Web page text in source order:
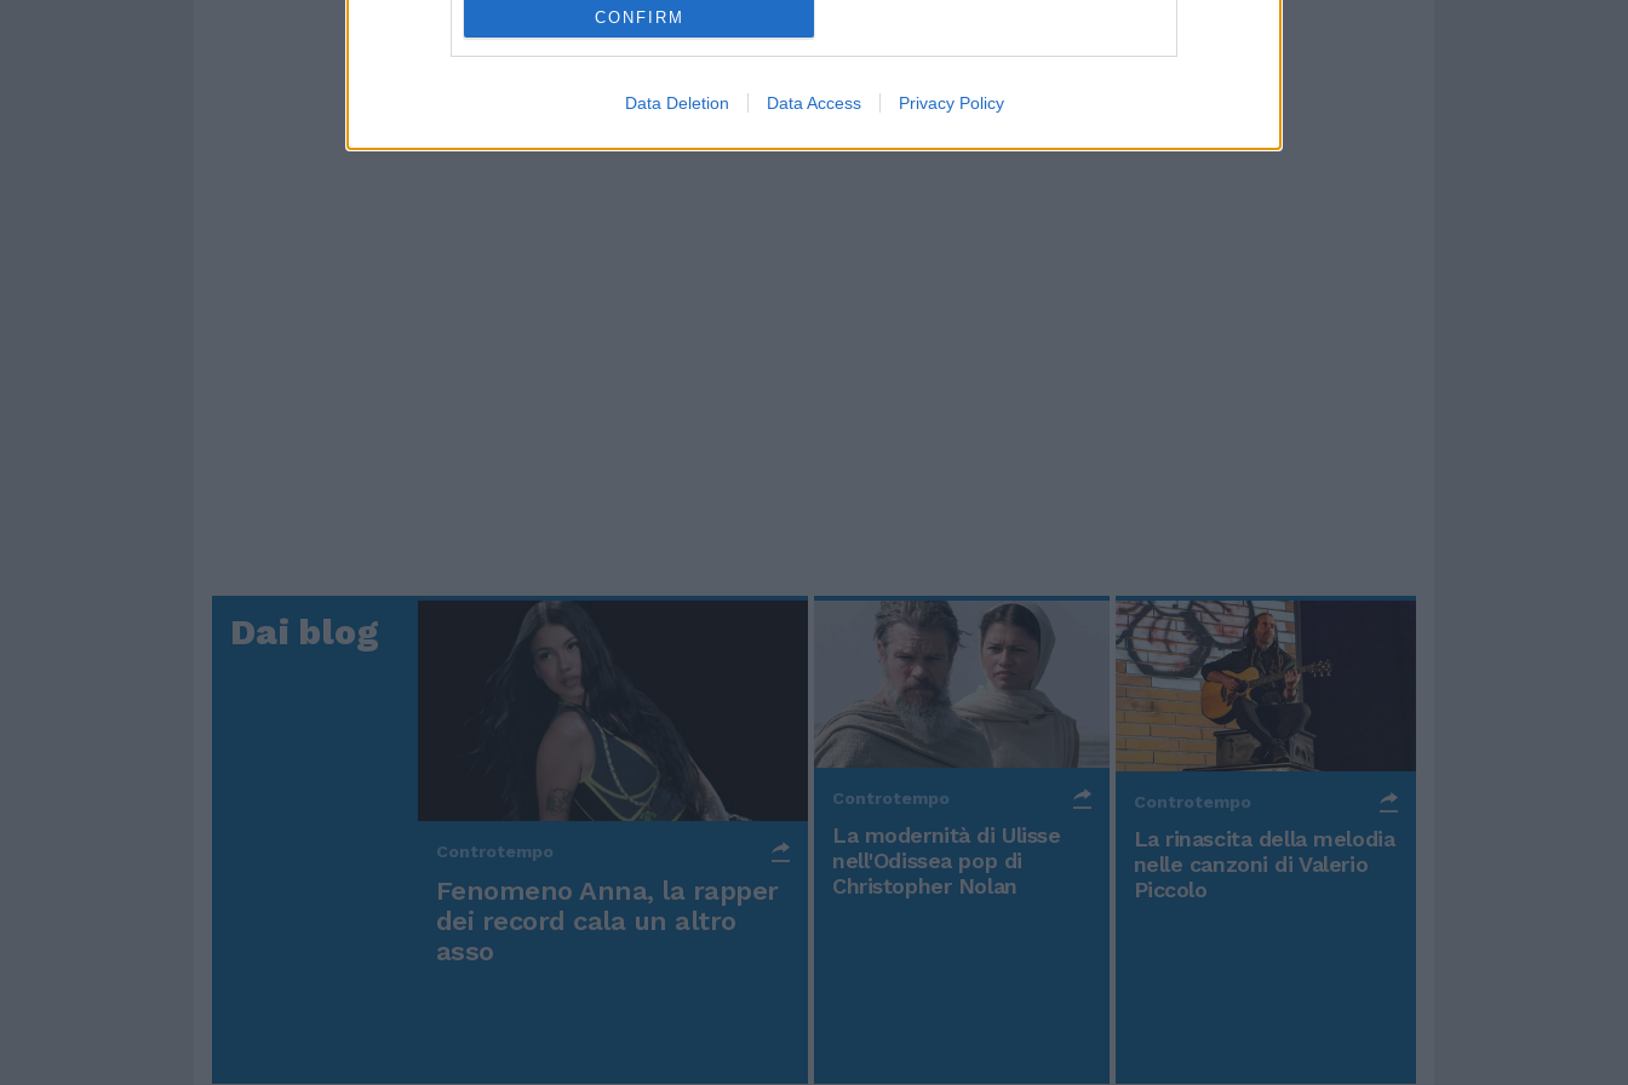
CONFIRM
Data Deletion Data Access Privacy Policy
Dai blog
Controtempo
Fenomeno Anna, la rapper
dei record cala un altro
asso
Controtempo
La modernità di Ulisse
nell'Odissea pop di
Christopher Nolan
Controtempo
La rinascita della melodia
nelle canzoni di Valerio
Piccolo